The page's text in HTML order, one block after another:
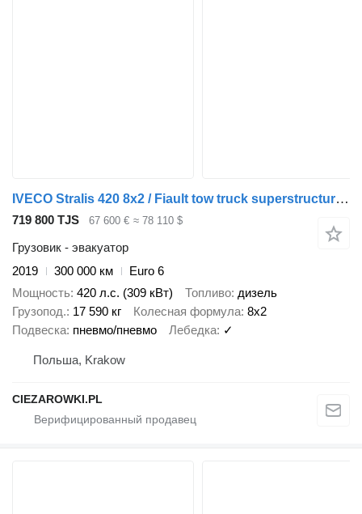
IVECO Stralis 420 8x2 / Fiault tow truck superstructure / 2 steering a
719 800 TJS 67 600 € ≈ 78 110 $
Грузовик - эвакуатор
2019
300 000 км
Euro 6
Мощность 420 л.с. (309 кВт) Топливо дизель
Грузопод. 17 590 кг Колесная формула 8x2
Подвеска пневмо/пневмо Лебедка ✓
Польша, Krakow
CIEZAROWKI.PL